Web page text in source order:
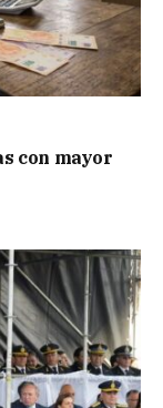
con mayor